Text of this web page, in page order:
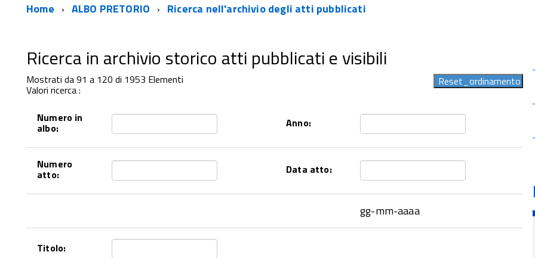
Home
ALBO PRETORIO Ricerca nell'archivio degli atti pubblicati
Ricerca in archivio storico atti pubblicati e visibili
Mostrati da 91 a 120 di 1953 Elementi
Valori ricerca :
Numero in
albo: Anno:
Numero
atto: Data atto:
gg-mm-aaaa
Titolo: